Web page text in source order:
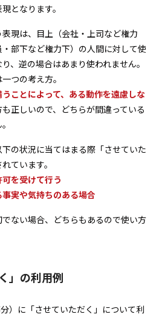
となります。
表現は、目上（会社・上司など権力
部下など権力下）の人間に対して使
、逆の場合はあまり使われません。
つの考え方。
うことによって、ある動作を遠慮しな
正しいので、どちらが間違っている
下の状況に当てはまる際「させていた
ています。
を受けて行う
実や気持ちのある場合
ない場合、どちらもあるので使い方
」の利用例
分）に「させていただく」について利